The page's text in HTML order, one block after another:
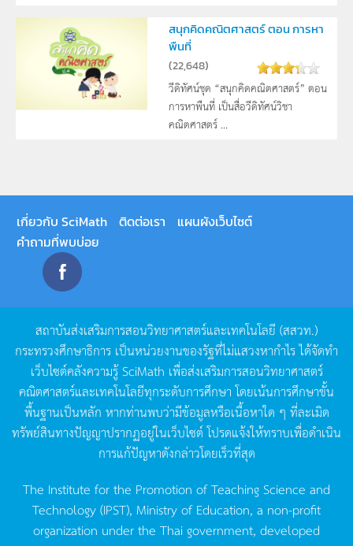
สนุกคิดคณิตศาสตร์ ตอน การหา
พืนที่
(22,648)
วีดิทัศน์ชุด “สนุกคิดคณิตศาสตร์” ตอน
การหาพืนที่ เป็นสื่อวีดิทัศน์วิชา
คณิตศาสตร์ ...
เกี่ยวกับ SciMath ติดต่อเรา
แผนผังเว็บไซต์
คำถามที่พบบ่อย
สถาบันส่งเสริมการสอนวิทยาศาสตร์และเทคโนโลยี (สสวท.)
กระทรวงศึกษาธิการ เป็นหน่วยงานของรัฐที่ไม่แสวงหากำไรได้จัดทำ
เว็บไซต์คลังความรู้SciMath เพื่อส่งเสริมการสอนวิทยาศาสตร์
คณิตศาสตร์และเทคโนโลยีทุกระดับการศึกษา โดยเน้นการศึกษาขั้น
พื้นฐานเป็นหลัก หากท่านพบว่ามีข้อมูลหรือเนื้อหาใด ๆ ที่ละเมิด
ทรัพย์สินทางปัญญาปรากฏอยู่ในเว็บไซต์โปรดแจ้งให้ทราบเพื่อดำเนิน
การแก้ปัญหาดังกล่าวโดยเร็วที่สุด
The Institute for the Promotion of Teaching Science and
Technology (IPST), Ministry of Education, a non-profit
organization under the Thai government, developed